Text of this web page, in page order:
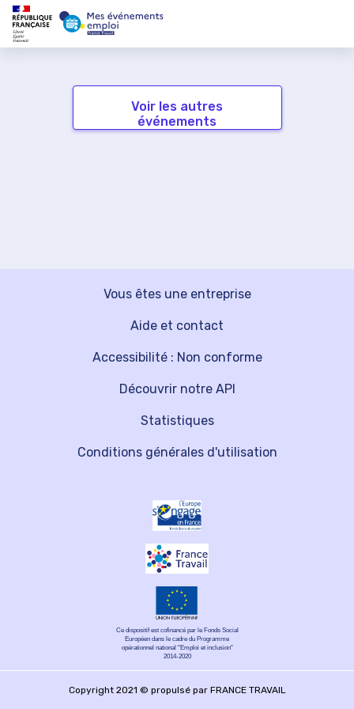
Voir les autres
événements
Vous êtes une entreprise
Découvrir notre API
Aide et contact
Statistiques
Accessibilité : Non conforme
Conditions générales d'utilisation
Ce dispositif est cofinancé par le Fonds Social
Européen dans le cadre du Programme
opérationnel national "Emploi et inclusion"
2014-2020
Copyright 2021 © propulsé par FRANCE TRAVAIL